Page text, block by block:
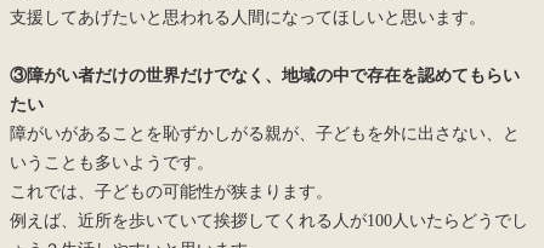
支援してあげたいと思われる人間になってほしいと思います。
③障がい者だけの世界だけでなく、地域の中で存在を認めてもらい
たい
障がいがあることを恥ずかしがる親が、子どもを外に出さない、と
いうことも多いようです。
これでは、子どもの可能性が狭まります。
例えば、近所を歩いていて挨拶してくれる人が100人いたらどうでし